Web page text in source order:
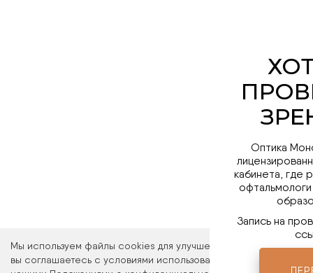
Мы используем файлы cookies для улучшения работы сайта.
вы соглашаетесь с условиями использования файлов cookies.
Оптика
кабинета, где
Запись на